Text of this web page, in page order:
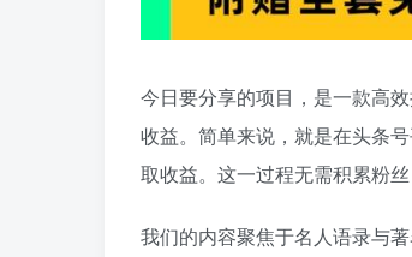
今日要分享的项目，是一款高
收益。简单来说，就是在头条
取收益。这一过程无需积累粉
我们的内容聚焦于名人语录与